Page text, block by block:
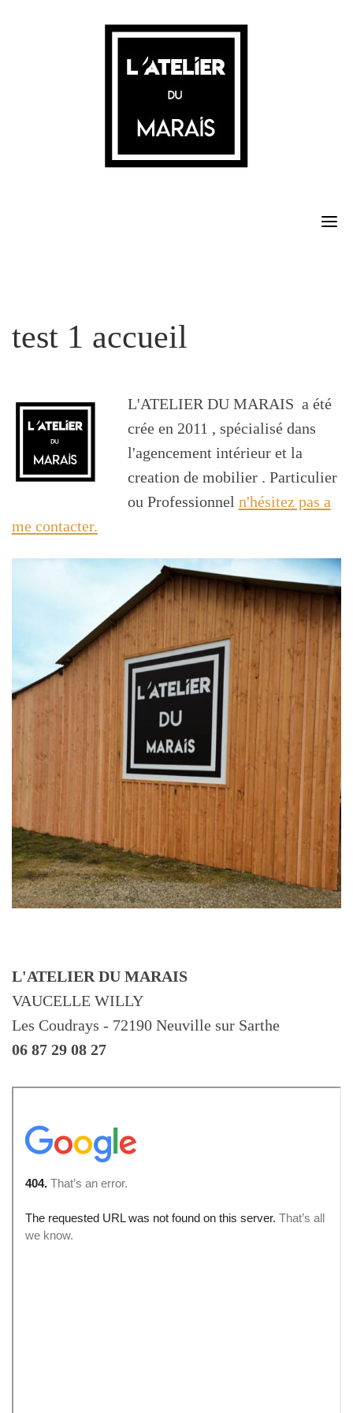
test 1 accueil
L'ATELIER DU MARAIS a été
crée en 2011 , spécialisé dans
l'agencement intérieur et la
creation de mobilier . Particulier
ou Professionnel n'hésitez pas a
me contacter.
L'ATELIER DU MARAIS
VAUCELLE WILLY
Les Coudrays - 72190 Neuville sur Sarthe
06 87 29 08 27